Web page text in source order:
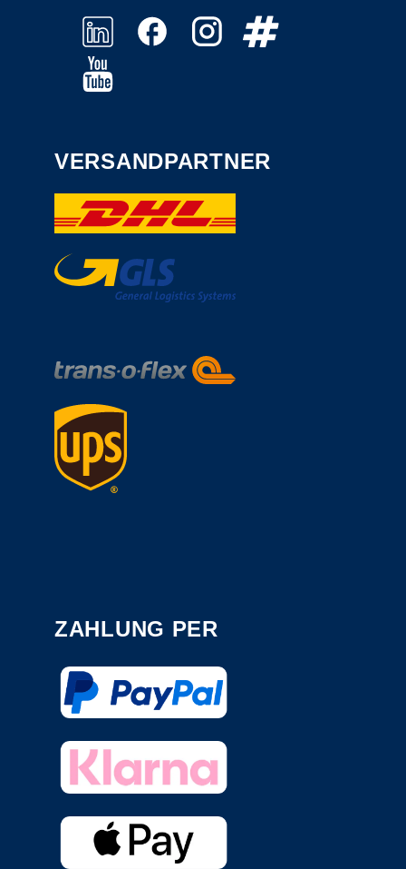
VERSANDPARTNER
ZAHLUNG PER